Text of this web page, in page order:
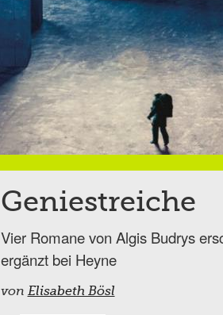
Geniestreiche
Vier Romane von Algis Budrys
ergänzt bei Heyne
von Elisabeth Bösl